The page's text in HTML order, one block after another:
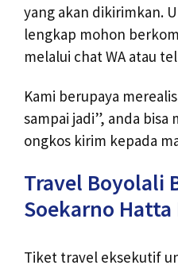
yang akan dikirimkan.
lengkap mohon
melalui chat WA atau
Kami berupaya
sampai jadi”, anda
ongkos kirim kepada
Travel Boyolali
Soekarno
Tiket travel eksekutif